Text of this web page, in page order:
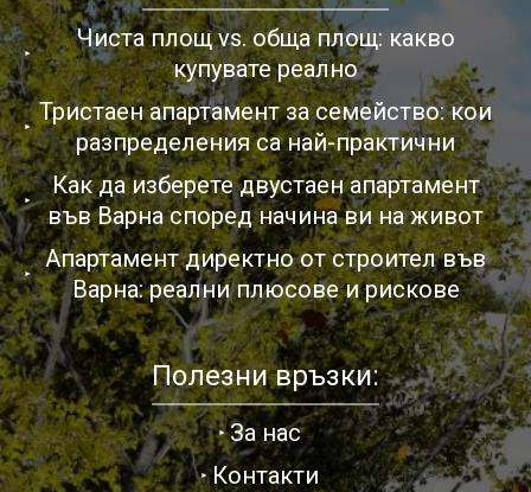
Чиста площ vs. обща площ: какво
купувате реално
Тристаен апартамент за семейство: кои
разпределения са най-практични
Как да изберете двустаен апартамент
във Варна според начина ви на живот
Апартамент директно от строител във
Варна: реални плюсове и рискове
Полезни връзки:
За нас
Контакти